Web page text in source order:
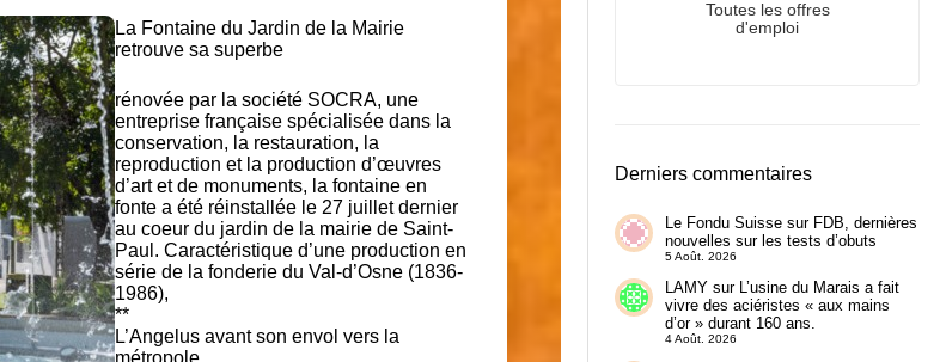
La Fontaine du Jardin de la Mairie
retrouve sa superbe
rénovée par la société SOCRA, une
entreprise française spécialisée dans la
conservation, la restauration, la
reproduction et la production d’œuvres
d’art et de monuments, la fontaine en
fonte a été réinstallée le 27 juillet dernier
au coeur du jardin de la mairie de Saint-
Paul. Caractéristique d’une production en
série dela fonderie du Val-d’Osne (1836-
1986),
**
L’Angelus avant son envol vers la
métropole
Toutes les offres
d'emploi
Derniers commentaires
Le Fondu Suissesur FDB, dernières
nouvelles sur les tests d’obuts
5 Août. 2026
LAMYsur L’usine du Marais a fait
vivre des aciéristes « aux mains
d’or » durant 160 ans.
4 Août. 2026